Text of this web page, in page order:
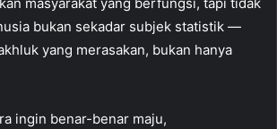
bukan sekadar subjek statistik —
yang merasakan, bukan hanya
ingin benar-benar maju,